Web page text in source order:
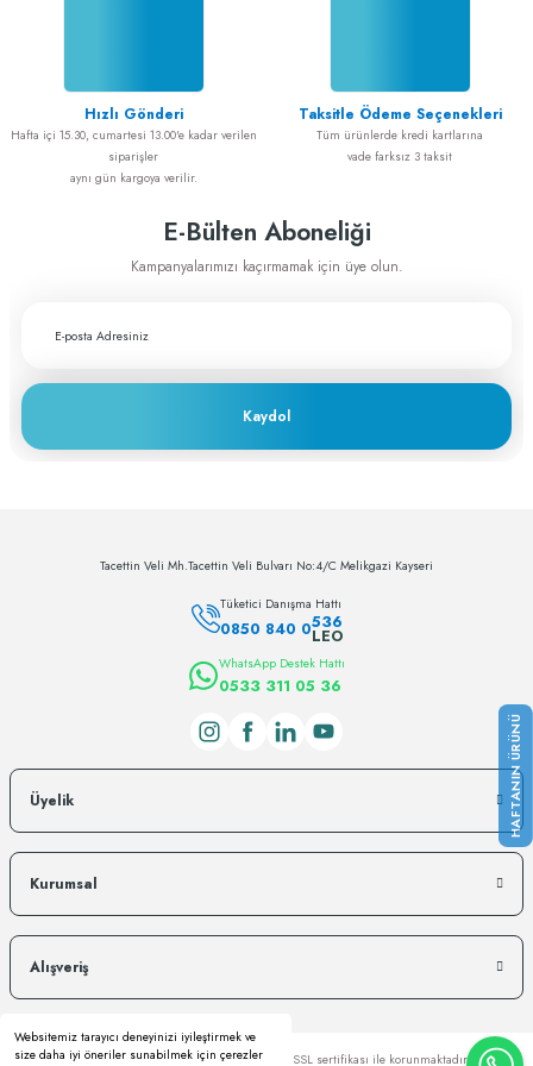
Websitemiz tarayıcı deneyinizi iyileştirmek ve
size daha iyi öneriler sunabilmek için çerezler
Cerrahiye yönelik tüm ihtiyaçlarımı
greftburada.com'dan karşılıyorum. Son
derece memnunum
Greftburada çok profesyonel bir şirket bu
sahip
Hızlı Gönderi
Hafta içi 15.30, cumartesi 13.00'e kadar verilen
siparişler
aynı gün kargoya verilir.
Taksitle Ödeme Seçenekleri
Tüm ürünlerde kredi kartlarına
vade farksız 3 taksit
E-Bülten Aboneliği
Kampanyalarımızı kaçırmamak için üye olun.
Kaydol
Tacettin Veli Mh.Tacettin Veli Bulvarı No:4/C Melikgazi Kayseri
Tüketici Danışma Hattı
0850 840 0536
LEO
WhatsApp Destek Hattı
0533 311 05 36
Üyelik
Kurumsal
Alışveriş
Copyright © Kredi kartı bilgileriniz 256bit SSL sertifikası ile korunmaktadır.